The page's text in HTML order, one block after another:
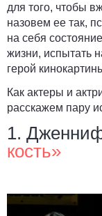
для того, чтобы
назовем ее так,
на себя
жизни, испытать
герой
Как актеры и
расскажем пару
1.
кость»